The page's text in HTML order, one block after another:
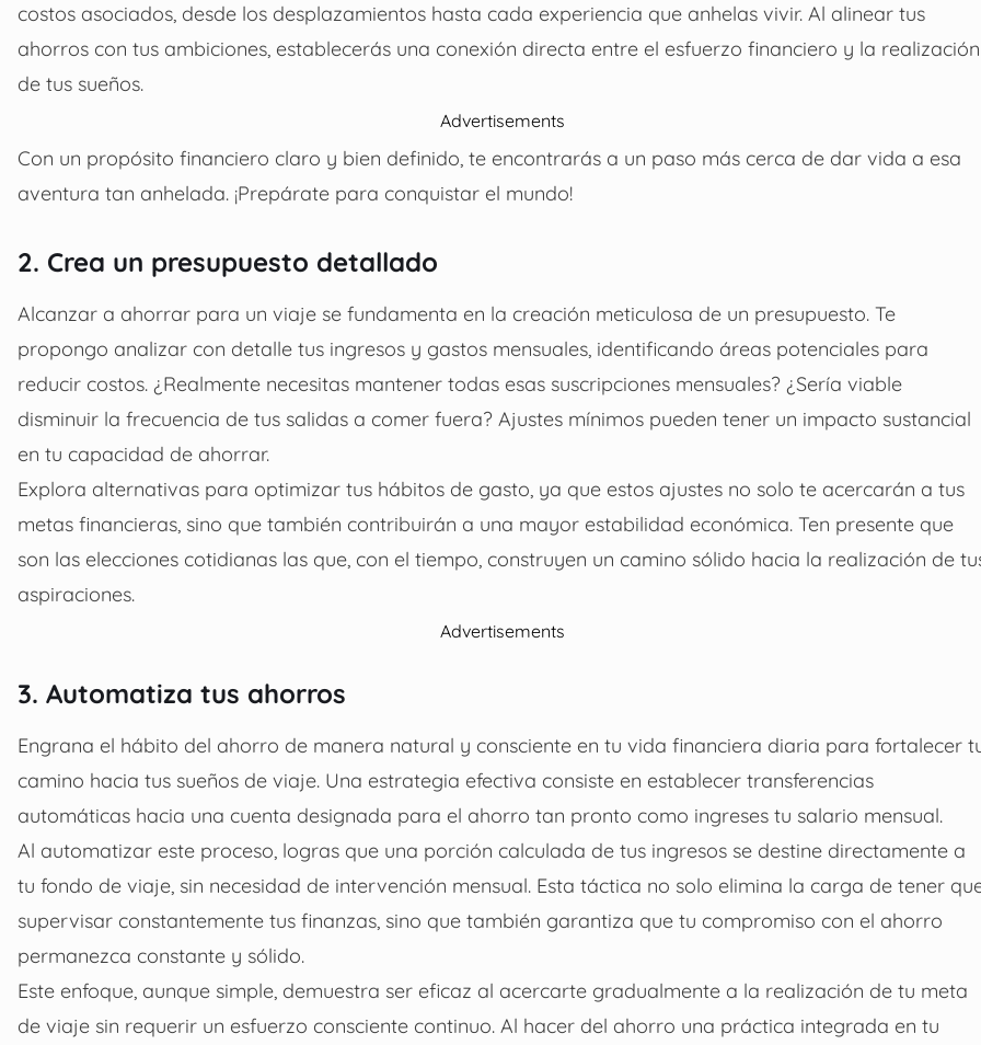
costos asociados, desde los desplazamientos hasta cada experiencia que anhelas vivir. Al alinear tus
ahorros con tus ambiciones, establecerás una conexión directa entre el esfuerzo financiero y la realización
de tus sueños.
Advertisements
Con un propósito financiero claro y bien definido, te encontrarás a un paso más cerca de dar vida a esa
aventura tan anhelada. ¡Prepárate para conquistar el mundo!
2. Crea un presupuesto detallado
Alcanzar a ahorrar para un viaje se fundamenta en la creación meticulosa de un presupuesto. Te
propongo analizar con detalle tus ingresos y gastos mensuales, identificando áreas potenciales para
reducir costos. ¿Realmente necesitas mantener todas esas suscripciones mensuales? ¿Sería viable
disminuir la frecuencia de tus salidas a comer fuera? Ajustes mínimos pueden tener un impacto sustancial
en tu capacidad de ahorrar.
Explora alternativas para optimizar tus hábitos de gasto, ya que estos ajustes no solo te acercarán a tus
metas financieras, sino que también contribuirán a una mayor estabilidad económica. Ten presente que
son las elecciones cotidianas las que, con el tiempo, construyen un camino sólido hacia la realización de
aspiraciones.
Advertisements
3. Automatiza tus ahorros
Engrana el hábito del ahorro de manera natural y consciente en tu vida financiera diaria para fortalecer
camino hacia tus sueños de viaje. Una estrategia efectiva consiste en establecer transferencias
automáticas hacia una cuenta designada para el ahorro tan pronto como ingreses tu salario mensual.
Al automatizar este proceso, logras que una porción calculada de tus ingresos se destine directamente a
tu fondo de viaje, sin necesidad de intervención mensual. Esta táctica no solo elimina la carga de tener
supervisar constantemente tus finanzas, sino que también garantiza que tu compromiso con el ahorro
permanezca constante y sólido.
Este enfoque, aunque simple, demuestra ser eficaz al acercarte gradualmente a la realización de tu meta
de viaje sin requerir un esfuerzo consciente continuo. Al hacer del ahorro una práctica integrada en tu